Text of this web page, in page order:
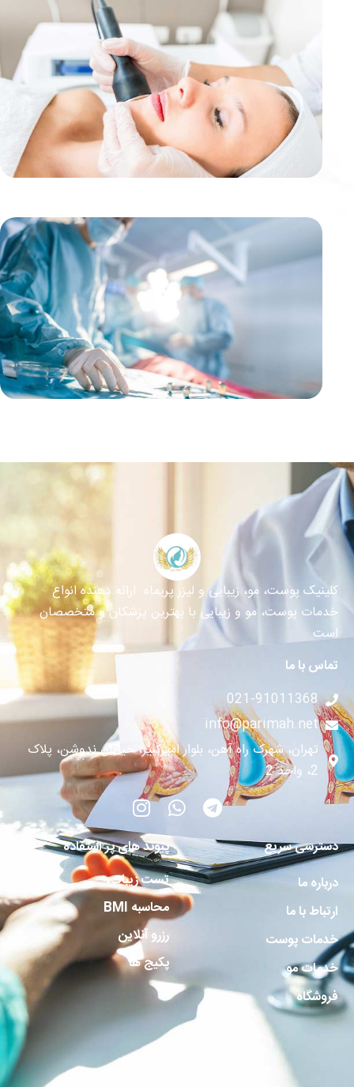
کلینیک پوست، مو، زیبایی و لیزر پریماه ارائه دهنده انواع
خدمات پوست، مو و زیبایی با بهترین پزشکان و متخصصان
است
تماس با ما
021-91011368
info@parimah.net
تهران، شهرک راه آهن، بلوار امیرکبیر، خیابان ندوشن، پلاک
2، واحد 2
دسترسی سریع
درباره ما
ارتباط با ما
خدمات پوست
خدمات مو
فروشگاه
پیوند های پر استفاده
تست زیبایی
محاسبه BMI
رزرو آنلاین
پکیج ها